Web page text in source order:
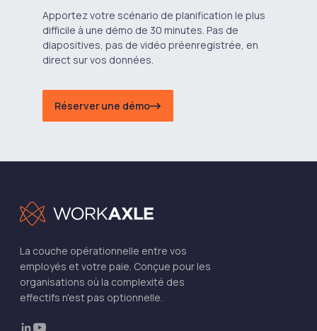
Apportez votre scénario de planification le plus
difficile à une démo de 30 minutes. Pas de
diapositives, pas de vidéo préenregistrée, en
direct sur vos données.
Réserver une démo
La couche opérationnelle entre vos
employés et votre paie. Conçue pour les
organisations où la complexité des
effectifs n'est pas optionnelle.